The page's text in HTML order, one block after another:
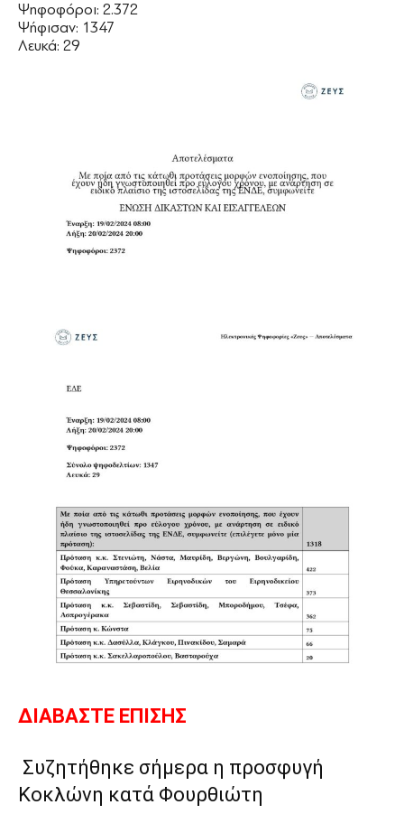
Ψηφοφόροι: 2.372
Ψήφισαν: 1347
Λευκά: 29
ΔΙΑΒΑΣΤΕ ΕΠΙΣΗΣ
Συζητήθηκε σήμερα η προσφυγή
Κοκλώνη κατά Φουρθιώτη